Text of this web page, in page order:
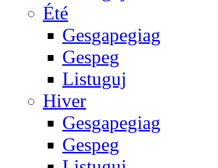
Été
Gesgapegiag
Gespeg
Listuguj
Hiver
Gesgapegiag
Gespeg